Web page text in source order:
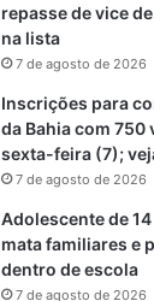
repasse de vice
na lista
7 de agosto de 2026
Inscrições para
da Bahia com 750
sexta-feira (7);
7 de agosto de 2026
Adolescente de
mata familiares e
dentro de escola
7 de agosto de 2026